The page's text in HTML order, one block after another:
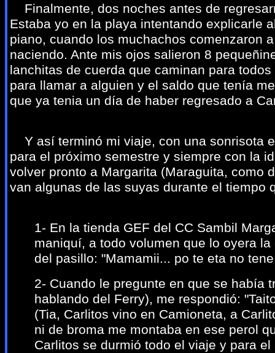
Finalmente, dos noches antes de
Estaba yo en la playa intentando explicarle
piano, cuando los muchachos comenzaron
naciendo. Ante mis ojos salieron 8
lanchitas de cuerda que caminan para
para llamar a alguien y el saldo que tenía
que ya tenia un día de haber regresado a
Y así terminó mi viaje, con una sonrisota
para el próximo semestre y siempre con la
volver pronto a Margarita (Maraguita, como
van algunas de las suyas durante el tiempo
1- En la tienda GEF del CC Sambil
maniquí, a todo volumen que lo oyera
del pasillo: "Mamamii... po te eta no
2- Cuando le pregunte en que se había
hablando del Ferry), me respondió:
(Tia, Carlitos vino en Camioneta, a
ni de broma me montaba en ese perol
Carlitos se durmió todo el viaje y para